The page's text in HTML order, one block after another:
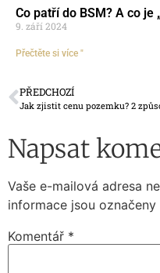
Co patří do BSM? A co je
9. září 2024
Přečtěte si více "
PŘEDCHOZÍ
Jak zjistit cenu pozemku? 2
Napsat
Vaše e-mailová adresa
informace jsou označeny
Komentář *